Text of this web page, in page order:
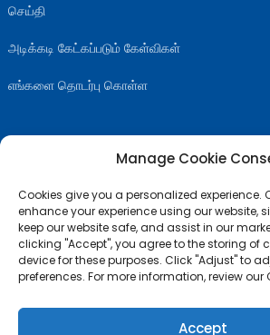
செய்தி
அடிக்கடி கேட்கப்படும் கேள்விகள்
எங்களை தொடர்பு கொள்ள
Manage Cookie
Cookies give you a personalized experience.
enhance your experience using our website,
keep our website safe, and assist in our
clicking "Accept", you agree to the storing of
device for these purposes. Click "Adjust" to
preferences. For more information, review our
Accept